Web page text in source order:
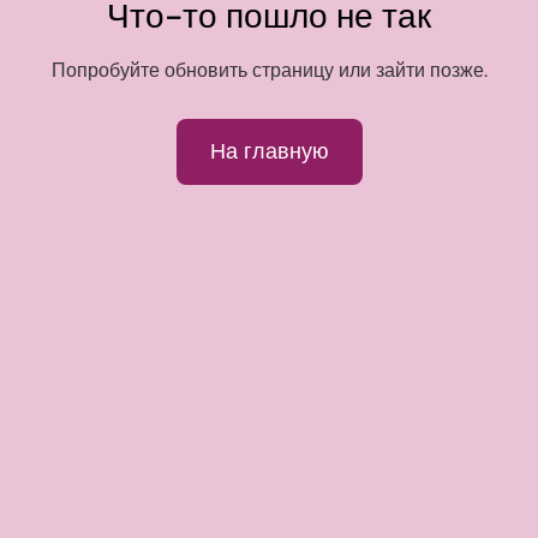
Что-то пошло не так
Попробуйте обновить страницу или зайти позже.
На главную